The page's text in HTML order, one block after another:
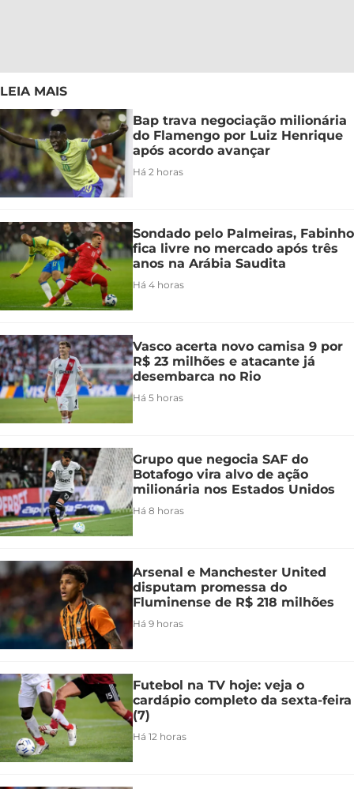
LEIA MAIS
Bap trava negociação milionária
do Flamengo por Luiz Henrique
após acordo avançar
Há 2 horas
Sondado pelo Palmeiras, Fabinho
fica livre no mercado após três
anos na Arábia Saudita
Há 4 horas
Vasco acerta novo camisa 9 por
R$ 23 milhões e atacante já
desembarca no Rio
Há 5 horas
Grupo que negocia SAF do
Botafogo vira alvo de ação
milionária nos Estados Unidos
Há 8 horas
Arsenal e Manchester United
disputam promessa do
Fluminense de R$ 218 milhões
Há 9 horas
Futebol na TV hoje: veja o
cardápio completo da sexta-feira
(7)
Há 12 horas